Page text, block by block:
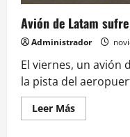
Avión de Latam
Administrador
El viernes, un avión
la pista del
Leer MásLeer
más